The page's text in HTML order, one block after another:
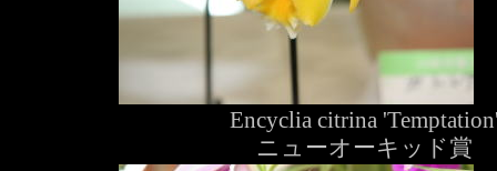
Encyclia citrina
ニューオーキッド賞